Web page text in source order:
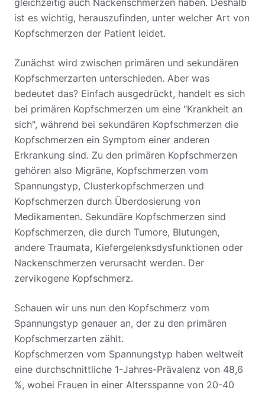
gleichzeitig auch Nackenschmerzen haben. Deshalb
ist es wichtig, herauszufinden, unter welcher Art von
Kopfschmerzen der Patient leidet.
Zunächst wird zwischen primären und sekundären
Kopfschmerzarten unterschieden. Aber was
bedeutet das? Einfach ausgedrückt, handelt es sich
bei primären Kopfschmerzen um eine "Krankheit an
sich", während bei sekundären Kopfschmerzen die
Kopfschmerzen ein Symptom einer anderen
Erkrankung sind. Zu den primären Kopfschmerzen
gehören also Migräne, Kopfschmerzen vom
Spannungstyp, Clusterkopfschmerzen und
Kopfschmerzen durch Überdosierung von
Medikamenten. Sekundäre Kopfschmerzen sind
Kopfschmerzen, die durch Tumore, Blutungen,
andere Traumata, Kiefergelenksdysfunktionen oder
Nackenschmerzen verursacht werden. Der
zervikogene Kopfschmerz.
Schauen wir uns nun den Kopfschmerz vom
Spannungstyp genauer an, der zu den primären
Kopfschmerzarten zählt.
Kopfschmerzen vom Spannungstyp haben weltweit
eine durchschnittliche 1-Jahres-Prävalenz von 48,6
%, wobei Frauen in einer Altersspanne von 20-40